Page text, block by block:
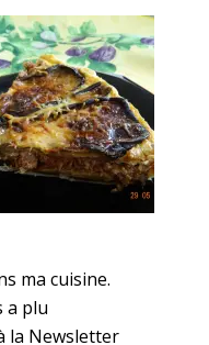
ma cuisine.
a plu
la Newsletter